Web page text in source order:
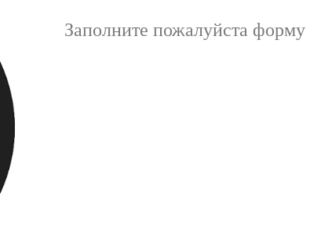
Заполните пожалуйста форму